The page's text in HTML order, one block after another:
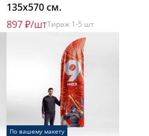
135х570 см.
897 ₽/штТираж 1-5 шт
По вашему макету